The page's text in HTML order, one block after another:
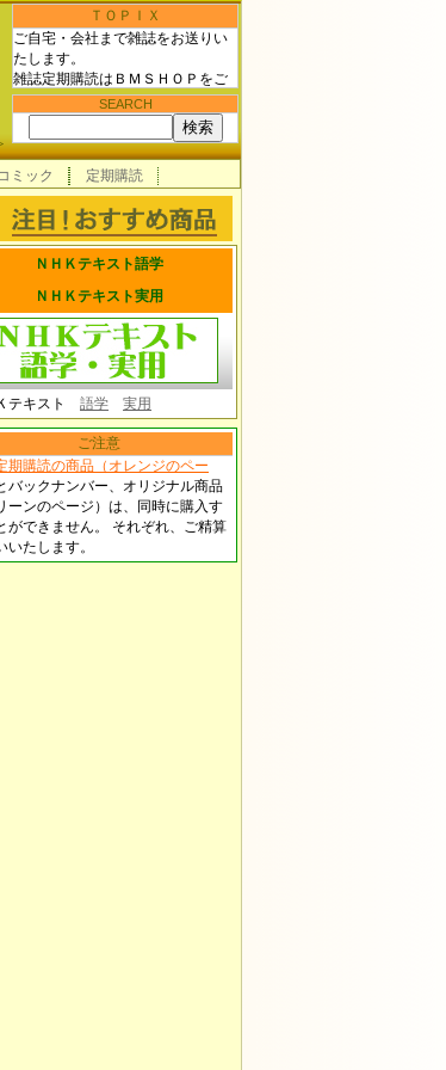
ＴＯＰＩＸ
ご自宅・会社まで雑誌をお送りい
たします。
雑誌定期購読はＢＭＳＨＯＰをご
利用下さい！SEARCH
コミック 定期購読
ＮＨＫテキスト語学
ＮＨＫテキスト実用
テキスト 語学 実用
ご注意
期購読の商品（オレンジのペー
バックナンバー、オリジナル商品
ーンのページ）は、同時に購入す
ができません。 それぞれ、ご精算
いたします。